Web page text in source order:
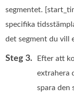
segmentet.
specifika
det segment du vill
Steg 3.
Efter att
extrahera
spara den